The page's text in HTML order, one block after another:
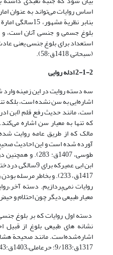
اساس روایات می‌تواند به عنوان
بنابر نظریة
استعداد برای بلوغ جنسی یعنی
(سبحانی, 1418ق:58).
2-1-2 ادله روایی
سه دسته روایت در این زمینه
اشاره‌ایی به سن نشده است، بلکه
که تنها به معیار سن اشاره
طوسی، 1407ق:
ابن ابی عمیرکه
1417ق، 233). و بخاطر
روایات نمی‌‌پردازیم. دسته
معیار طبیعی دیگر چون احتلام و
دسته اول روایات که بر بلوغ
نشانه های طبیعی بلوغ از قبیل
اشاره‌شده‌است‌. مانند صحیحة
1317ق:9/183؛ حرعاملی،1403ق:13/43 ح9).